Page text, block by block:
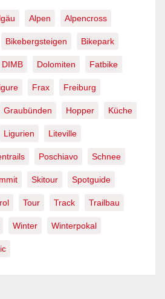
Alpen Alpencross
Bikebergsteigen Bikepark
DIMB Dolomiten Fatbike
Frax Freiburg
Graubünden Hopper Küche
Ligurien Liteville
Poschiavo Schnee
Skitour Spotguide
Tour Track Trailbau
Winter Winterpokal